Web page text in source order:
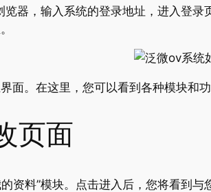
器，输入系统的登录地址，进入登
面。在这里，您可以看到各种模块和
页面
资料”模块。点击进入后，您将看到